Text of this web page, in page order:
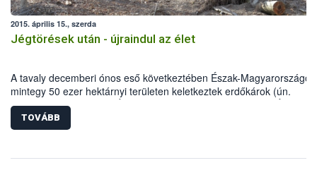
2015. április 15., szerda
Jégtörések után - újraindul az élet
A tavaly decemberi ónos eső következtében Észak-Magyarországon
mintegy 50 ezer hektárnyi területen keletkeztek erdőkárok (ún.
jégtörések). A Nemzeti Élelmiszerlánc-biztonsági Hivatal (NÉBIH)
munkatársai alapszintű származási kísérlet ültetésével segítették a
helyreállítást a Börzsönyben az Ipoly Erdő Zrt. Diósjenő
TOVÁBB